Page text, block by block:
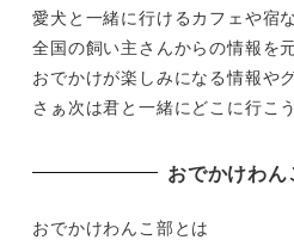
愛犬と一緒に行けるカフェや宿
全国の飼い主さんからの情報を
おでかけが楽しみになる情報や
さぁ次は君と一緒にどこに行こ
おでかけわん
おでかけわんこ部とは